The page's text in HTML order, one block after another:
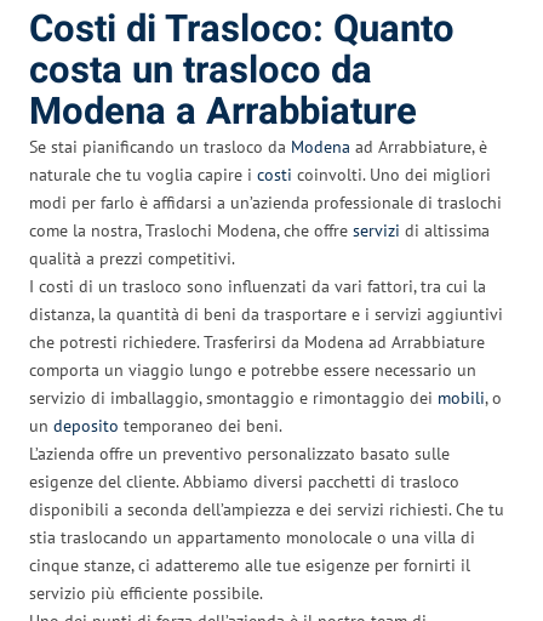
Costi di Trasloco: Quanto
costa un trasloco da
Modena a Arrabbiature
Se stai pianificando un trasloco da Modena ad Arrabbiature, è
naturale che tu voglia capire i costi coinvolti. Uno dei migliori
modi per farlo è affidarsi a un’azienda professionale di traslochi
come la nostra, Traslochi Modena, che offre servizi di altissima
qualità a prezzi competitivi.
I costi di un trasloco sono influenzati da vari fattori, tra cui la
distanza, la quantità di beni da trasportare e i servizi aggiuntivi
che potresti richiedere. Trasferirsi da Modena ad Arrabbiature
comporta un viaggio lungo e potrebbe essere necessario un
servizio di imballaggio, smontaggio e rimontaggio dei mobili, o
un deposito temporaneo dei beni.
L’azienda offre un preventivo personalizzato basato sulle
esigenze del cliente. Abbiamo diversi pacchetti di trasloco
disponibili a seconda dell’ampiezza e dei servizi richiesti. Che tu
stia traslocando un appartamento monolocale o una villa di
cinque stanze, ci adatteremo alle tue esigenze per fornirti il
servizio più efficiente possibile.